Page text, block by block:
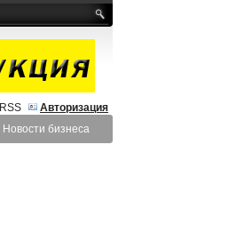
RSS
Авторизация
Новости бизнеса